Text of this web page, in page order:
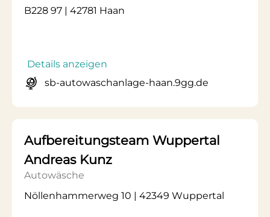
B228 97 | 42781 Haan
Details anzeigen
sb-autowaschanlage-haan.9gg.de
Aufbereitungsteam Wuppertal
Andreas Kunz
Autowäsche
Nöllenhammerweg 10 | 42349 Wuppertal